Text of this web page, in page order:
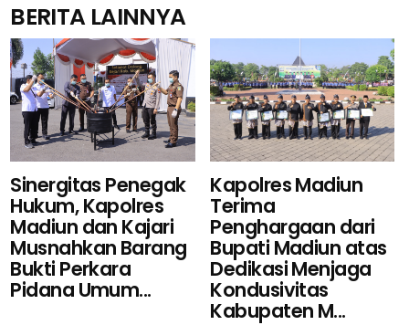
BERITA LAINNYA
Sinergitas Penegak
Hukum, Kapolres
Madiun dan Kajari
Musnahkan Barang
Bukti Perkara
Pidana Umum...
Kapolres Madiun
Terima
Penghargaan dari
Bupati Madiun atas
Dedikasi Menjaga
Kondusivitas
Kabupaten M...